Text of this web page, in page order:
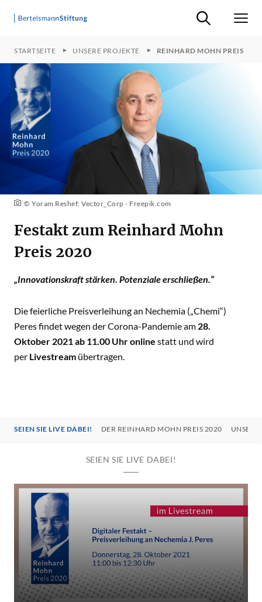
Suche ein-/
STARTSEITE UNSERE PROJEKTE REINHARD MOHN PREIS
© Yoram Reshef; Vector_Corp - Freepik.com
Festakt zum Reinhard Mohn
Preis 2020
„Innovationskraft stärken. Potenziale erschließen.“
Die feierliche Preisverleihung an Nechemia („Chemi“)
Peres findet wegen der Corona-Pandemie am 28.
Oktober 2021 ab 11.00 Uhr online statt und wird
per Livestream übertragen.
SEIEN SIE LIVE DABEI! DER REINHARD MOHN PREIS 2020 UNSER
SEIEN SIE LIVE DABEI!